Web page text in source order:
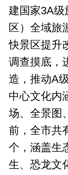
建国家3A级
区）全域旅
快景区提升
调查摸底，
造，推动A
中心文化内
场、全景图
前，全市共
个，涵盖生
生、恐龙文